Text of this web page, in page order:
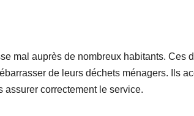
mal auprès de nombreux habitants. Ces
de leurs déchets ménagers. Ils
assurer correctement le service.